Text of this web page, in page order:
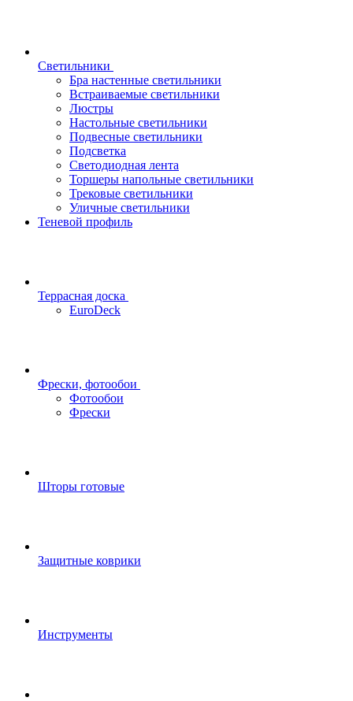
Светильники
Бра настенные светильники
Встраиваемые светильники
Люстры
Настольные светильники
Подвесные светильники
Подсветка
Светодиодная лента
Торшеры напольные светильники
Трековые светильники
Уличные светильники
Теневой профиль
Террасная доска
EuroDeck
Фрески, фотообои
Фотообои
Фрески
Шторы готовые
Защитные коврики
Инструменты